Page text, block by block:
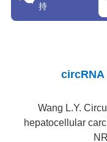
持
circRNA
Wang L.Y.
hepatocellular